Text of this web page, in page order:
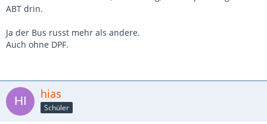
ABT drin.
Ja der Bus russt mehr als andere.
Auch ohne DPF.
hias
Schüler